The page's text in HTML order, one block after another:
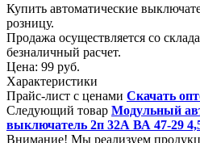
Купить автоматические
розницу.
Продажа осуществляется со
безналичный расчет.
Цена: 99 руб.
Характеристики
Прайс-лист с ценами Скачать
Следующий товар Модульный
выключатель 2п 32А ВА 47-29
Внимание! Мы реализуем